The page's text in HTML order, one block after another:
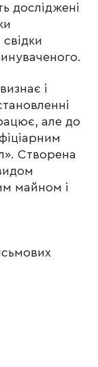
досліджені
і
але до
Створена
майном і